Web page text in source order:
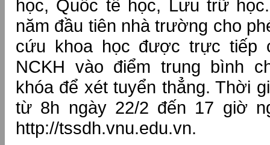
học, Quốc tế học, Lưu trữ
năm đầu tiên nhà trường cho
cứu khoa học được trực tiếp
NCKH vào điểm trung bình
khóa để xét tuyển thẳng. Thời
từ 8h ngày 22/2 đến 17 giờ
http://tssdh.vnu.edu.vn.